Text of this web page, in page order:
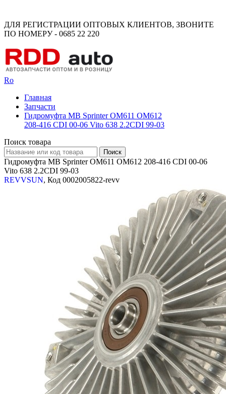
ДЛЯ РЕГИСТРАЦИИ ОПТОВЫХ КЛИЕНТОВ, ЗВОНИТЕ
ПО НОМЕРУ - 0685 22 220
Ro
Главная
Запчасти
Гидромуфта MB Sprinter OM611 OM612
208-416 CDI 00-06 Vito 638 2.2CDI 99-03
Поиск товара
Гидромуфта MB Sprinter OM611 OM612 208-416 CDI 00-06
Vito 638 2.2CDI 99-03
REVVSUN, Код 0002005822-revv